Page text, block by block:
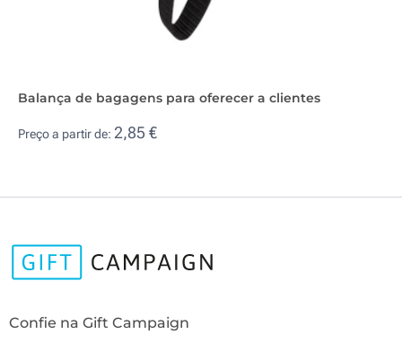
Balança de bagagens para oferecer a clientes
Preço a partir de: 2,85 €
Confie na Gift Campaign